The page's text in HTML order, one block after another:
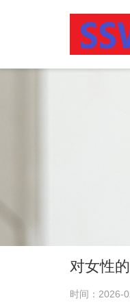
对女性
时间：2026-